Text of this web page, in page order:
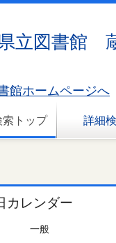
立図書館
館ホームページへ
索トップ 詳細
カレンダー
一般